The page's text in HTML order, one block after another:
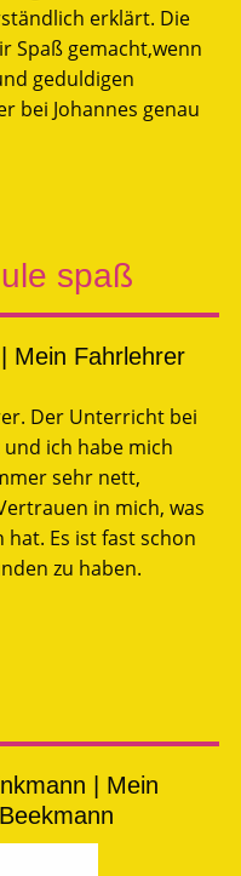
erklärt. Die
Spaß gemacht,wenn
geduldigen
bei Johannes genau
spaß
Mein Fahrlehrer
Der Unterricht bei
ich habe mich
sehr nett,
in mich, was
Es ist fast schon
zu haben.
| Mein